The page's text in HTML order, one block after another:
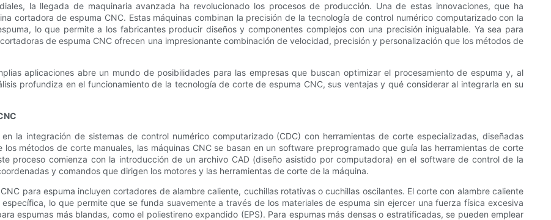
la llegada de maquinaria avanzada ha revolucionado los procesos de producción. Una de estas innovaciones, que ha
cortadora de espuma CNC. Estas máquinas combinan la precisión de la tecnología de control numérico computarizado con la
lo que permite a los fabricantes producir diseños y componentes complejos con una precisión inigualable. Ya sea para
de espuma CNC ofrecen una impresionante combinación de velocidad, precisión y personalización que los métodos de
aplicaciones abre un mundo de posibilidades para las empresas que buscan optimizar el procesamiento de espuma y, al
profundiza en el funcionamiento de la tecnología de corte de espuma CNC, sus ventajas y qué considerar al integrarla en su
la integración de sistemas de control numérico computarizado (CDC) con herramientas de corte especializadas, diseñadas
métodos de corte manuales, las máquinas CNC se basan en un software preprogramado que guía las herramientas de corte
proceso comienza con la introducción de un archivo CAD (diseño asistido por computadora) en el software de control de la
y comandos que dirigen los motores y las herramientas de corte de la máquina.
para espuma incluyen cortadores de alambre caliente, cuchillas rotativas o cuchillas oscilantes. El corte con alambre caliente
lo que permite que se funda suavemente a través de los materiales de espuma sin ejercer una fuerza física excesiva
espumas más blandas, como el poliestireno expandido (EPS). Para espumas más densas o estratificadas, se pueden emplear